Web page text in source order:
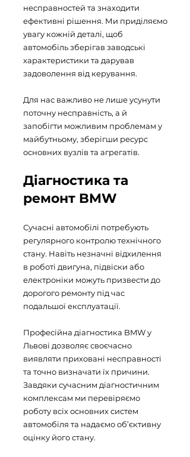
несправностей та знаходити
ефективні рішення. Ми приділяємо
увагу кожній деталі, щоб
автомобіль зберігав заводські
характеристики та дарував
задоволення від керування.
Для нас важливо не лише усунути
поточну несправність, а й
запобігти можливим проблемам у
майбутньому, зберігши ресурс
основних вузлів та агрегатів.
Діагностика та
ремонт BMW
Сучасні автомобілі потребують
регулярного контролю технічного
стану. Навіть незначні відхилення
в роботі двигуна, підвіски або
електроніки можуть призвести до
дорогого ремонту під час
подальшої експлуатації.
Професійна діагностика BMW у
Львові дозволяє своєчасно
виявляти приховані несправності
та точно визначати їх причини.
Завдяки сучасним діагностичним
комплексам ми перевіряємо
роботу всіх основних систем
автомобіля та надаємо об’єктивну
оцінку його стану.